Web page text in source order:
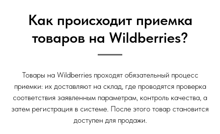
Как происходит приемка
товаров на Wildberries?
Товары на Wildberries проходят обязательный процесс
приемки: их доставляют на склад, где проводятся проверка
соответствия заявленным параметрам, контроль качества, а
затем регистрация в системе. После этого товар становится
доступен для продажи.